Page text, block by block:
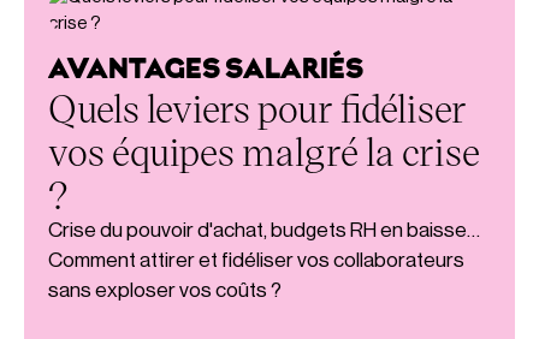
AVANTAGES SALARIÉS
Quels leviers pour fidéliser
vos équipes malgré la crise
?
Crise du pouvoir d'achat, budgets RH en baisse…
Comment attirer et fidéliser vos collaborateurs
sans exploser vos coûts ?